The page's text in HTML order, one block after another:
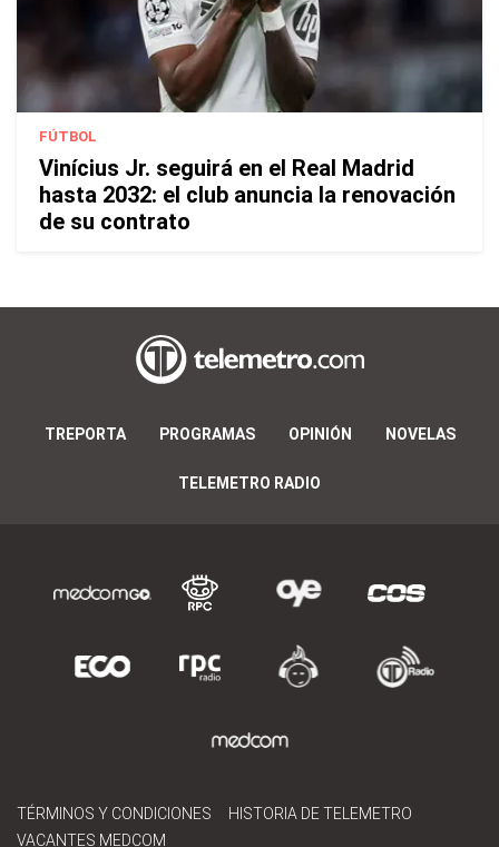
FÚTBOL
Vinícius Jr. seguirá en el Real Madrid
hasta 2032: el club anuncia la renovación
de su contrato
TREPORTA PROGRAMAS OPINIÓN NOVELAS
TELEMETRO RADIO
TÉRMINOS Y CONDICIONES
HISTORIA DE TELEMETRO
VACANTES MEDCOM